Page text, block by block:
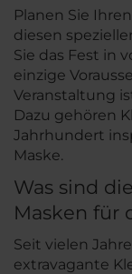
Planen Sie
diesen
Sie das Fest in
einzige
Veranstaltung
Dazu gehören
Jahrhundert
Maske.
Was sind
Masken für
Seit vielen
extravagante